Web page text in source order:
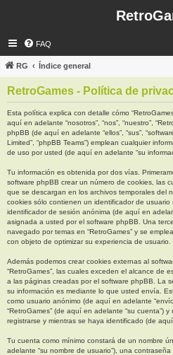
FAQ
RG Índice general
RetroGames - Política de
Esta política explica con detalle cómo
aquí en adelante “nosotros”, “nos”, “nuestro”,
phpBB (de aquí en adelante “ellos”, “sus”,
Limited”, “phpBB Teams”) emplean cualquier
de uso por usted (de aquí en adelante “su
Tu información es obtenida por dos vías.
software phpBB crear un número de cookies, las
que se descargan en los archivos temporales del
cookies sólo contienen un identificador de usuario
identificador de sesión anónima (de aquí en
asignada a usted por el software phpBB. Una
navegado por temas en “RetroGames” y se
con objeto de optimizar su experiencia de usuario.
Además podemos crear cookies externas al
“RetroGames”, las cuales exceden el alcance de
a las páginas creadas por el software phpBB. La
su información es mediante lo que usted envía.
como usuario anónimo (de aquí en adelante
“RetroGames” (de aquí en adelante “su cuenta”)
registrarse y mientras se haya identificado (de aquí
Tu cuenta como mínimo constará de un nombre
adelante “su nombre de usuario”), una